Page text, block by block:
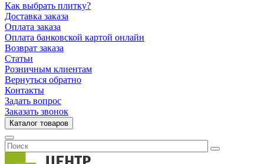
Как выбрать плитку?
Доставка заказа
Оплата заказа
Оплата банковской картой онлайн
Возврат заказа
Статьи
Розничным клиентам
Вернуться обратно
Контакты
Задать вопрос
Заказать звонок
Каталог товаров